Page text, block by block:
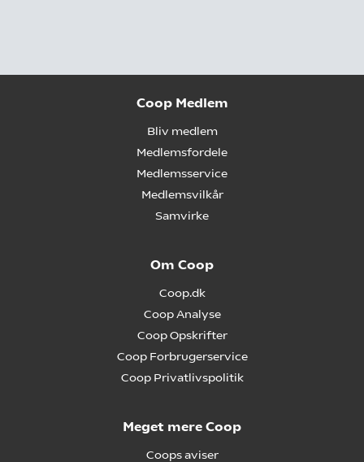
Coop Medlem
Bliv medlem
Medlemsfordele
Medlemsservice
Medlemsvilkår
Samvirke
Om Coop
Coop.dk
Coop Analyse
Coop Opskrifter
Coop Forbrugerservice
Coop Privatlivspolitik
Meget mere Coop
Coops aviser